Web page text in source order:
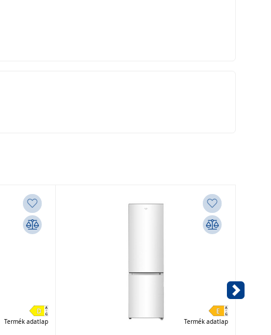
Termék adatlap Termék adatlap